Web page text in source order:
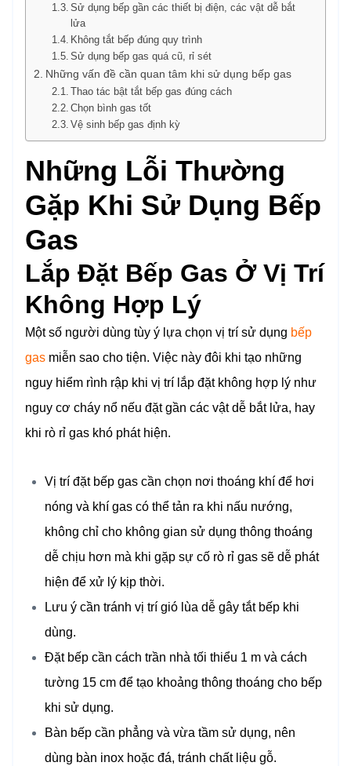
Sử dụng bếp gần các thiết bị điện, các vật dễ bắt
lửa
Không tắt bếp đúng quy trình
Sử dụng bếp gas quá cũ, rỉ sét
Những vấn đề cần quan tâm khi sử dụng bếp gas
Thao tác bật tắt bếp gas đúng cách
Chọn bình gas tốt
Vệ sinh bếp gas định kỳ
Những Lỗi Thường
Gặp Khi Sử Dụng Bếp
Gas
Lắp Đặt Bếp Gas Ở Vị Trí
Không Hợp Lý
Một số người dùng tùy ý lựa chọn vị trí sử dụng bếp
gas miễn sao cho tiện. Việc này đôi khi tạo những
nguy hiểm rình rập khi vị trí lắp đặt không hợp lý như
nguy cơ cháy nổ nếu đặt gần các vật dễ bắt lửa, hay
khi rò rỉ gas khó phát hiện.
Vị trí đặt bếp gas cần chọn nơi thoáng khí để hơi
nóng và khí gas có thể tản ra khi nấu nướng,
không chỉ cho không gian sử dụng thông thoáng
dễ chịu hơn mà khi gặp sự cố rò rỉ gas sẽ dễ phát
hiện để xử lý kịp thời.
Lưu ý cần tránh vị trí gió lùa dễ gây tắt bếp khi
dùng.
Đặt bếp cần cách trần nhà tối thiểu 1 m và cách
tường 15 cm để tạo khoảng thông thoáng cho bếp
khi sử dụng.
Bàn bếp cần phẳng và vừa tầm sử dụng, nên
dùng bàn inox hoặc đá, tránh chất liệu gỗ.